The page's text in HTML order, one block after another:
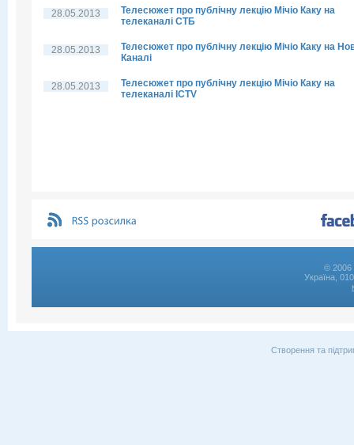
28.05.2013
Телесюжет про публічну лекцію Мічіо Каку на
телеканалі СТБ
28.05.2013
Телесюжет про публічну лекцію Мічіо Каку на
Каналі
28.05.2013
Телесюжет про публічну лекцію Мічіо Каку на
телеканалі ICTV
© 2006
Україна,
Створення та